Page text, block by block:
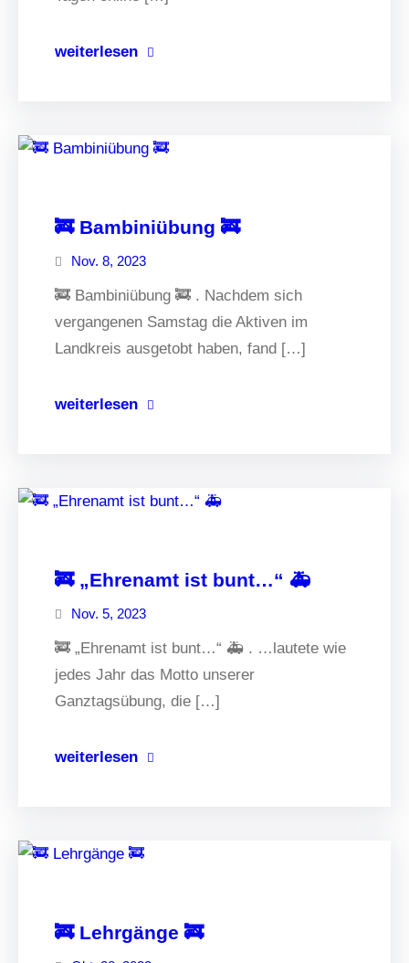
weiterlesen
🚒 Bambiniübung 🚒
Nov. 8, 2023
🚒 Bambiniübung 🚒 . Nachdem sich
vergangenen Samstag die Aktiven im
Landkreis ausgetobt haben, fand […]
weiterlesen
🚒 „Ehrenamt ist bunt…“ 🚑
Nov. 5, 2023
🚒 „Ehrenamt ist bunt…“ 🚑 . …lautete wie
jedes Jahr das Motto unserer
Ganztagsübung, die […]
weiterlesen
🚒 Lehrgänge 🚒